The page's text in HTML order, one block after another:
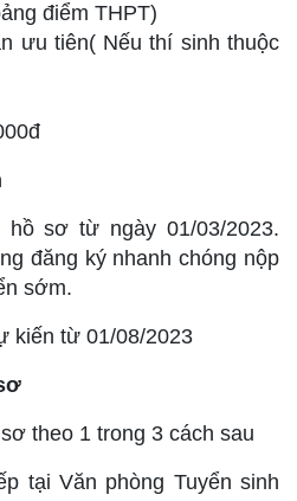
điểm THPT)
ưu tiên( Nếu thí sinh thuộc
sơ từ ngày 01/03/2023.
đăng ký nhanh chóng nộp
sớm.
kiến từ 01/08/2023
theo 1 trong 3 cách sau
tại Văn phòng Tuyển sinh